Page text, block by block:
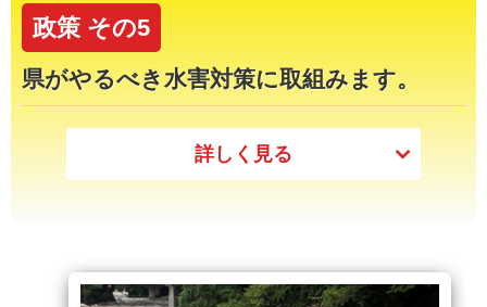
政策 その5
県がやるべき水害対策に取組みます。
詳しく見る